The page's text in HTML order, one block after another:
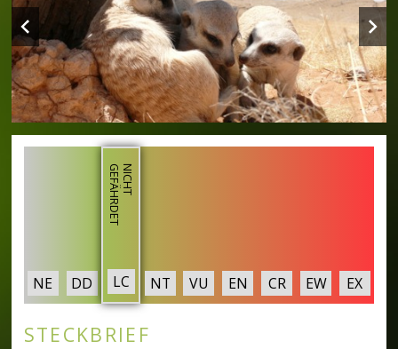
NE DD
N
I
C
H
T
G
E
F
Ä
H
R
D
E
T
LC NT VU EN CR EW EX
STECKBRIEF